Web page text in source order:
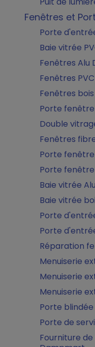
Fenêtres et
Porte
Baie vitrée
Fenêtres Alu
Fenêtres
Fenêtres
Porte
Double
Fenêtres
Porte
Porte
Baie vitrée
Baie vitrée
Porte
Porte
Réparation
Menuiserie
Menuiserie
Menuiserie
Porte
Porte de
Fourniture